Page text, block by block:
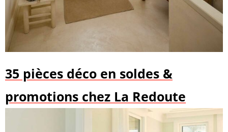
35 pièces déco en soldes &
promotions chez La Redoute